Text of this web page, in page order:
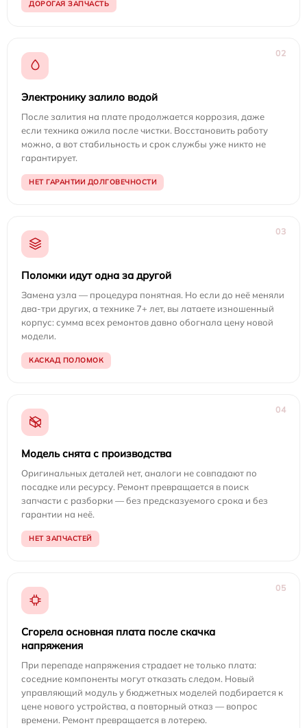
ДОРОГАЯ ЗАПЧАСТЬ
02
Электронику залило водой
После залития на плате продолжается коррозия, даже
если техника ожила после чистки. Восстановить работу
можно, а вот стабильность и срок службы уже никто не
гарантирует.
НЕТ ГАРАНТИИ ДОЛГОВЕЧНОСТИ
03
Поломки идут одна за другой
Замена узла — процедура понятная. Но если до неё меняли
два-три других, а технике 7+ лет, вы латаете изношенный
корпус: сумма всех ремонтов давно обогнала цену новой
модели.
КАСКАД ПОЛОМОК
04
Модель снята с производства
Оригинальных деталей нет, аналоги не совпадают по
посадке или ресурсу. Ремонт превращается в поиск
запчасти с разборки — без предсказуемого срока и без
гарантии на неё.
НЕТ ЗАПЧАСТЕЙ
05
Сгорела основная плата после скачка
напряжения
При перепаде напряжения страдает не только плата:
соседние компоненты могут отказать следом. Новый
управляющий модуль у бюджетных моделей подбирается к
цене нового устройства, а повторный отказ — вопрос
времени. Ремонт превращается в лотерею.